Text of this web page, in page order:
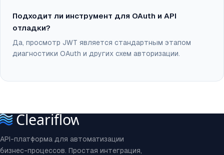
Подходит ли инструмент для OAuth и API
отладки?
Да, просмотр JWT является стандартным этапом
диагностики OAuth и других схем авторизации.
API-платформа для автоматизации
бизнес-процессов. Простая интеграция,